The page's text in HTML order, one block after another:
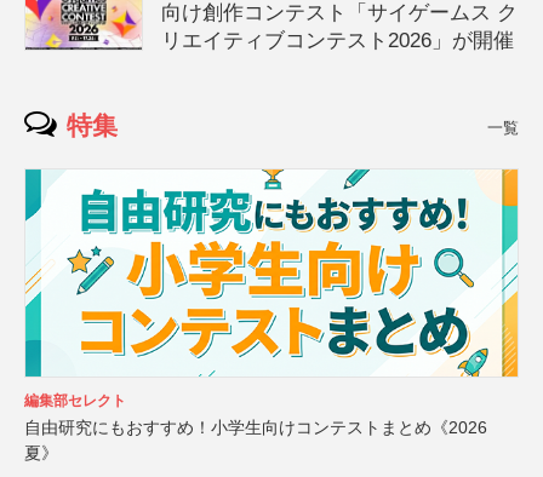
向け創作コンテスト「サイゲームス ク
リエイティブコンテスト2026」が開催
特集 一覧
編集部セレクト
自由研究にもおすすめ！小学生向けコンテストまとめ《2026
夏》